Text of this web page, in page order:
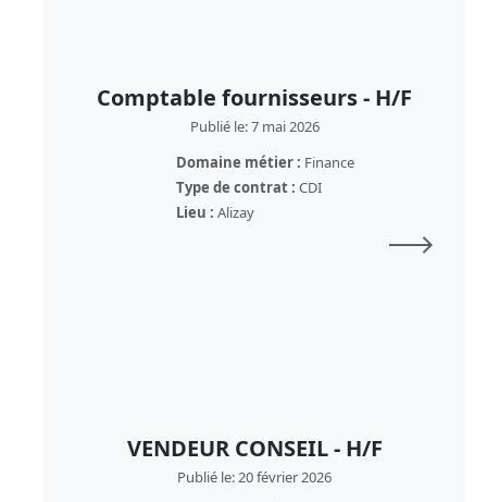
Comptable fournisseurs - H/F
Publié le: 7 mai 2026
Domaine métier : Finance
Type de contrat : CDI
Lieu : Alizay
VENDEUR CONSEIL - H/F
Publié le: 20 février 2026